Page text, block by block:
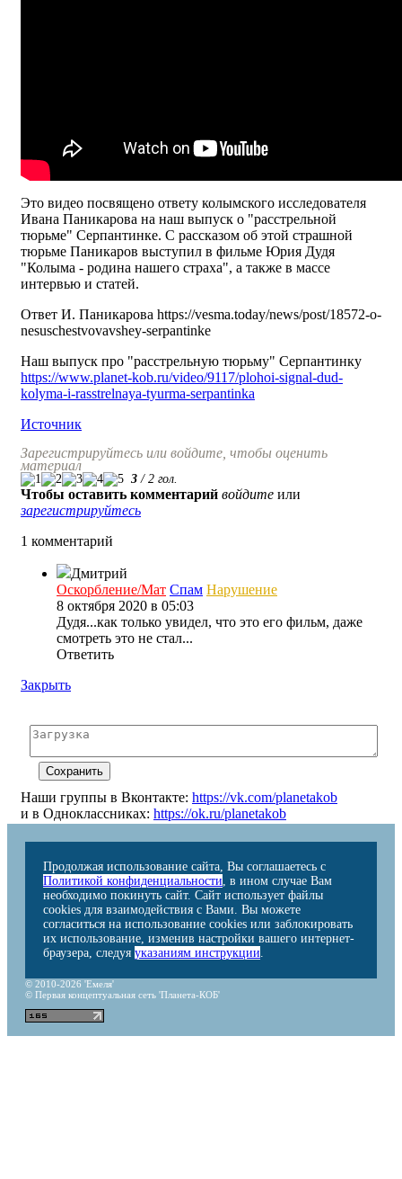
Это видео посвящено ответу колымского исследователя
Ивана Паникарова на наш выпуск о "расстрельной
тюрьме" Серпантинке. С рассказом об этой страшной
тюрьме Паникаров выступил в фильме Юрия Дудя
"Колыма - родина нашего страха", а также в массе
интервью и статей.
Ответ И. Паникарова https://vesma.today/news/post/18572-o-
nesuschestvovavshey-serpantinke
Наш выпуск про "расстрельную тюрьму" Серпантинку
https://www.planet-kob.ru/video/9117/plohoi-signal-dud-
kolyma-i-rasstrelnaya-tyurma-serpantinka
Источник
Зарегистрируйтесь или войдите, чтобы оценить
материал
3 / 2 гол.
Чтобы оставить комментарий войдите или
зарегистрируйтесь
1 комментарий
Дмитрий
Оскорбление/Мат Спам Нарушение
8 октября 2020 в 05:03
Дудя...как только увидел, что это его фильм, даже
смотреть это не стал...
Ответить
Закрыть
Наши группы в Вконтакте: https://vk.com/planetakob
и в Одноклассниках: https://ok.ru/planetakob
Продолжая использование сайта, Вы соглашаетесь с
Политикой конфиденциальности, в ином случае Вам
необходимо покинуть сайт. Сайт использует файлы
cookies для взаимодействия с Вами. Вы можете
согласиться на использование cookies или заблокировать
их использование, изменив настройки вашего интернет-
браузера, следуя указаниям инструкции.
© 2010-2026 'Емеля'
© Первая концептуальная сеть 'Планета-КОБ'